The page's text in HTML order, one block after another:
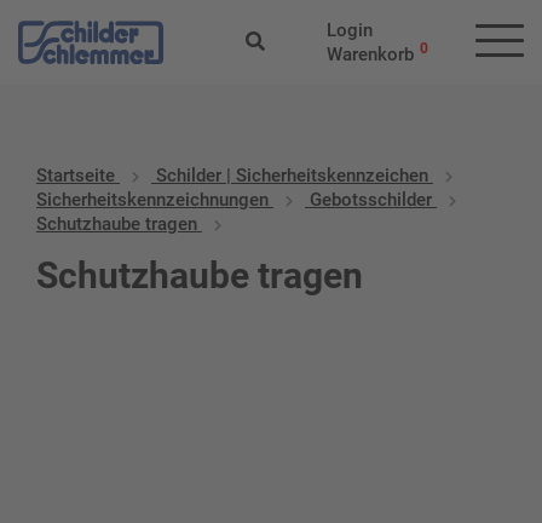
Login
Warenkorb 0
Startseite
Schilder | Sicherheitskennzeichen
Sicherheitskennzeichnungen
Gebotsschilder
Schutzhaube tragen
Schutzhaube tragen